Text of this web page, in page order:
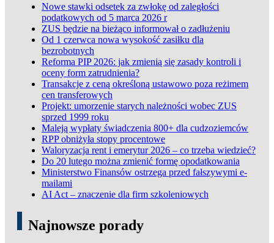
Nowe stawki odsetek za zwłokę od zaległości
podatkowych od 5 marca 2026 r
ZUS będzie na bieżąco informował o zadłużeniu
Od 1 czerwca nowa wysokość zasiłku dla
bezrobotnych
Reforma PIP 2026: jak zmienią się zasady kontroli i
oceny form zatrudnienia?
Transakcje z ceną określoną ustawowo poza reżimem
cen transferowych
Projekt: umorzenie starych należności wobec ZUS
sprzed 1999 roku
Maleją wypłaty świadczenia 800+ dla cudzoziemców
RPP obniżyła stopy procentowe
Waloryzacja rent i emerytur 2026 – co trzeba wiedzieć?
Do 20 lutego można zmienić formę opodatkowania
Ministerstwo Finansów ostrzega przed fałszywymi e-
mailami
AI Act – znaczenie dla firm szkoleniowych
Najnowsze porady